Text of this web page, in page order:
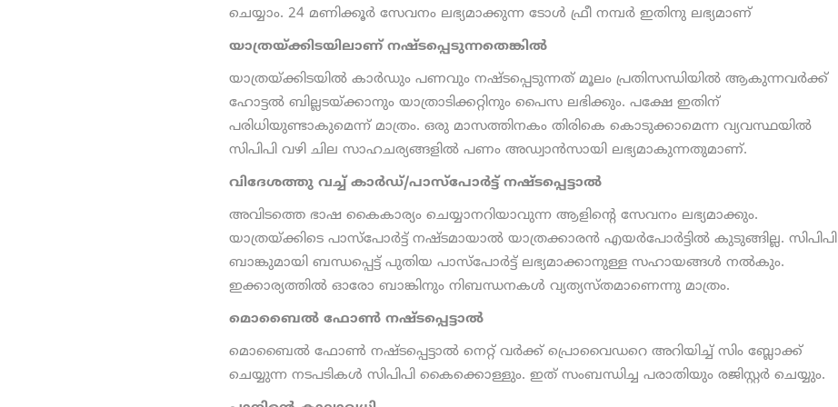
ചെയ്യാം. 24 മണിക്കൂര്‍ സേവനം ലഭ്യമാക്കുന്ന ടോള്‍ ഫ്രീ നമ്പര്‍ ഇതിനു ലഭ്യമാണ്
യാത്രയ്ക്കിടയിലാണ് നഷ്ടപ്പെടുന്നതെങ്കിൽ
യാത്രയ്ക്കിടയിൽ കാർഡും പണവും നഷ്ടപ്പെടുന്നത് മൂലം പ്രതിസന്ധിയിൽ ആകുന്നവർക്ക്
ഹോട്ടൽ ബില്ലടയ്ക്കാനും യാത്രാടിക്കറ്റിനും പൈസ ലഭിക്കും. പക്ഷേ ഇതിന്
പരിധിയുണ്ടാകുമെന്ന് മാത്രം. ഒരു മാസത്തിനകം തിരികെ കൊടുക്കാമെന്ന വ്യവസ്ഥയിൽ
സിപിപി വഴി ചില സാഹചര്യങ്ങളില്‍ പണം അഡ്വാന്‍സായി ലഭ്യമാകുന്നതുമാണ്.
വിദേശത്തു വച്ച് കാര്‍ഡ്/പാസ്പോർട്ട് നഷ്ടപ്പെട്ടാൽ
അവിടത്തെ ഭാഷ കൈകാര്യം ചെയ്യാനറിയാവുന്ന ആളിന്റെ സേവനം ലഭ്യമാക്കും.
യാത്രയ്ക്കിടെ പാസ്പോര്‍ട്ട് നഷ്ടമായാല്‍ യാത്രക്കാരന്‍ എയര്‍പോര്‍ട്ടില്‍ കുടുങ്ങില്ല. സിപിപി
ബാങ്കുമായി ബന്ധപ്പെട്ട് പുതിയ പാസ്പോര്‍ട്ട് ലഭ്യമാക്കാനുള്ള സഹായങ്ങള്‍ നല്‍കും.
ഇക്കാര്യത്തിൽ ഓരോ ബാങ്കിനും നിബന്ധനകള്‍ വ്യത്യസ്തമാണെന്നു മാത്രം.
മൊബൈൽ ഫോണ്‍ നഷ്ടപ്പെട്ടാൽ
മൊബൈൽ ഫോണ്‍ നഷ്ടപ്പെട്ടാല്‍ നെറ്റ് വര്‍ക്ക് പ്രൊവൈഡറെ അറിയിച്ച്‌ സിം ബ്ലോക്ക്
ചെയ്യുന്ന നടപടികൾ സിപിപി കൈക്കൊള്ളും. ഇത് സംബന്ധിച്ച പരാതിയും രജിസ്റ്റര്‍ ചെയ്യും.